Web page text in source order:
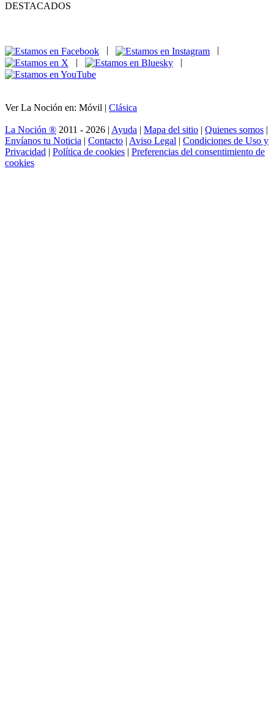
DESTACADOS
|
|
Ver La Noción en: Móvil | Clásica
La Noción ® 2011 - 2026 | Ayuda | Mapa del sitio | Quienes somos |
Envíanos tu Noticia | Contacto | Aviso Legal | Condiciones de Uso y
Privacidad | Política de cookies | Preferencias del consentimiento de
cookies